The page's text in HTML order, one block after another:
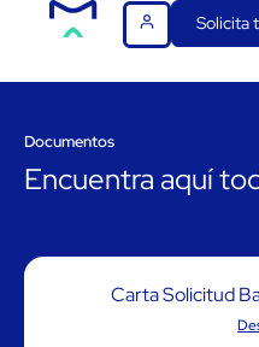
Solicita
Documentos
Encuentra aquí
Carta Solicitud